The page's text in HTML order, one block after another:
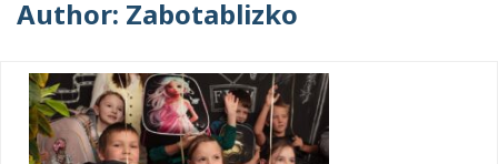
Author: Zabotablizko